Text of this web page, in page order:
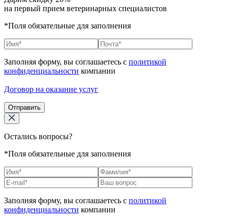
на первый прием ветеринарных специалистов
*Поля обязательные для заполнения
Заполняя форму, вы соглашаетесь с политикой
конфиденциальности компании
Договор на оказание услуг
Отправить
Остались вопросы?
*Поля обязательные для заполнения
Заполняя форму, вы соглашаетесь с политикой
конфиденциальности компании